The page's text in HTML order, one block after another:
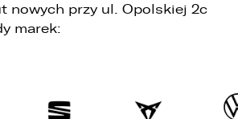
nowych przy ul. Opolskiej 2c
marek:
jest dobrowolne, jednakże Ich brak
danych osobowych do państwa